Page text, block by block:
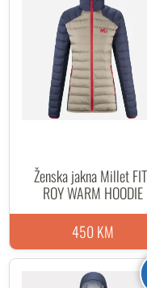
Ženska jakna Millet
ROY WARM HOODIE
450 KM